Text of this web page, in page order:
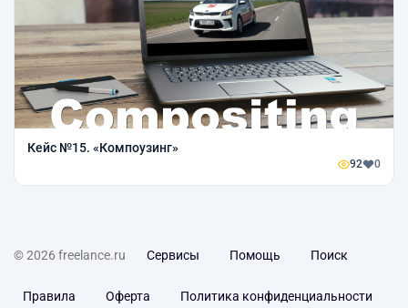
Кейс №15. «Компоузинг»
92 0
© 2026 freelance.ru Сервисы Помощь Поиск
Правила Оферта Политика конфиденциальности